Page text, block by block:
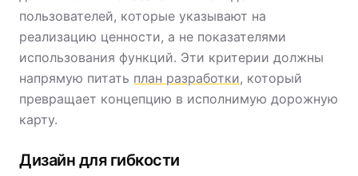
пользователей, которые указывают на
реализацию ценности, а не показателями
использования функций. Эти критерии должны
напрямую питать план разработки, который
превращает концепцию в исполнимую дорожную
карту.
Дизайн для гибкости